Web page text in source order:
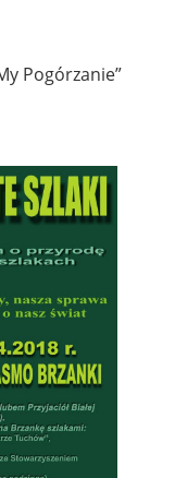
Pogórzanie”